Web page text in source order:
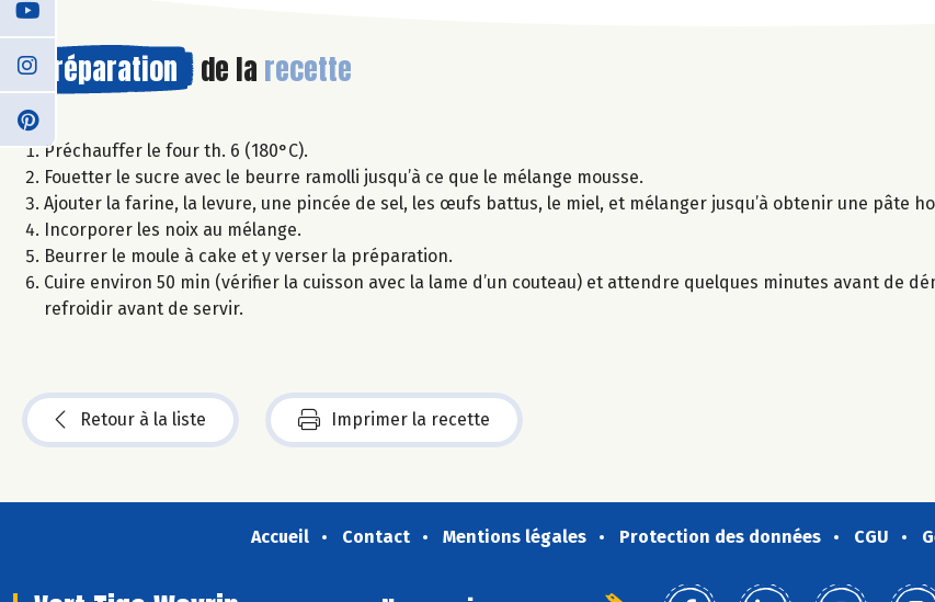
Préparation de la recette
Préchauffer le four th. 6 (180°C).
Fouetter le sucre avec le beurre ramolli jusqu’à ce que le mélange mousse.
Ajouter la farine, la levure, une pincée de sel, les œufs battus, le miel, et mélanger jusqu’à obtenir une pâte
Incorporer les noix au mélange.
Beurrer le moule à cake et y verser la préparation.
Cuire environ 50 min (vérifier la cuisson avec la lame d’un couteau) et attendre quelques minutes avant de
refroidir avant de servir.
Retour à la liste Imprimer la recette
Accueil Contact Mentions légales Protection des données CGU